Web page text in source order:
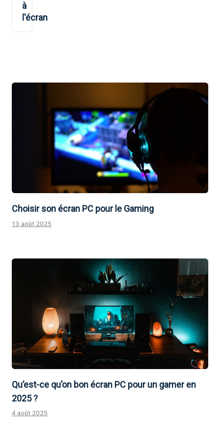
à
l'écran
Choisir son écran PC pour le Gaming
13 août 2025
Qu’est-ce qu’on bon écran PC pour un gamer en
2025 ?
4 août 2025